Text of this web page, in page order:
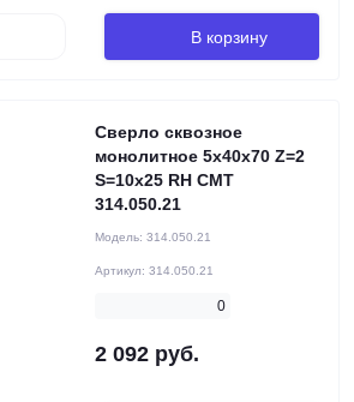
В корзину
Сверло сквозное
монолитное 5x40x70 Z=2
S=10x25 RH CMT
314.050.21
Модель: 314.050.21
Артикул: 314.050.21
0
2 092 руб.